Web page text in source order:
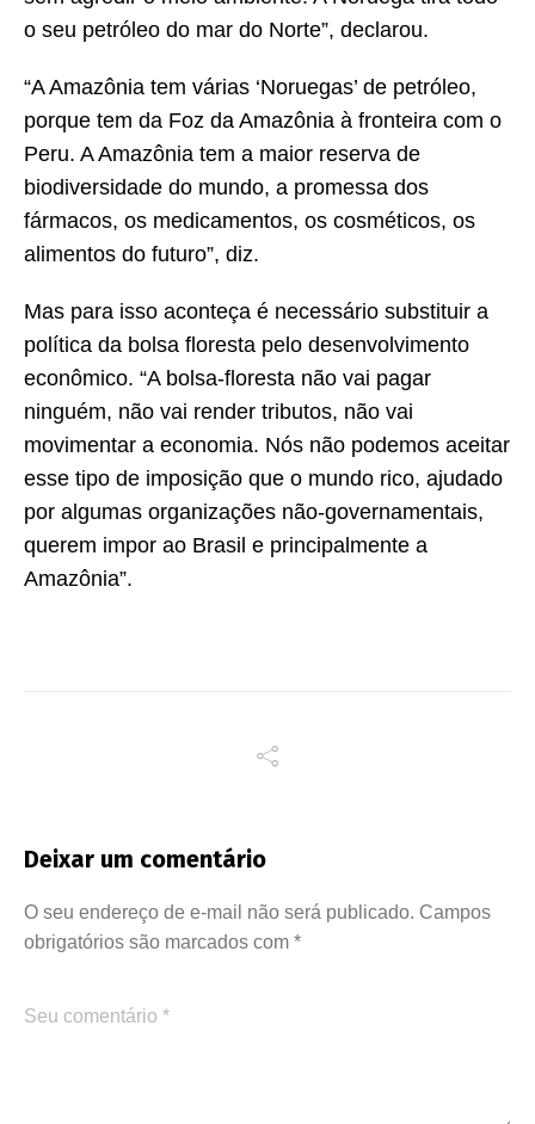
o seu petróleo do mar do Norte”, declarou.
“A Amazônia tem várias ‘Noruegas’ de petróleo,
porque tem da Foz da Amazônia à fronteira com o
Peru. A Amazônia tem a maior reserva de
biodiversidade do mundo, a promessa dos
fármacos, os medicamentos, os cosméticos, os
alimentos do futuro”, diz.
Mas para isso aconteça é necessário substituir a
política da bolsa floresta pelo desenvolvimento
econômico. “A bolsa-floresta não vai pagar
ninguém, não vai render tributos, não vai
movimentar a economia. Nós não podemos aceitar
esse tipo de imposição que o mundo rico, ajudado
por algumas organizações não-governamentais,
querem impor ao Brasil e principalmente a
Amazônia”.
Deixar um comentário
O seu endereço de e-mail não será publicado. Campos
obrigatórios são marcados com *